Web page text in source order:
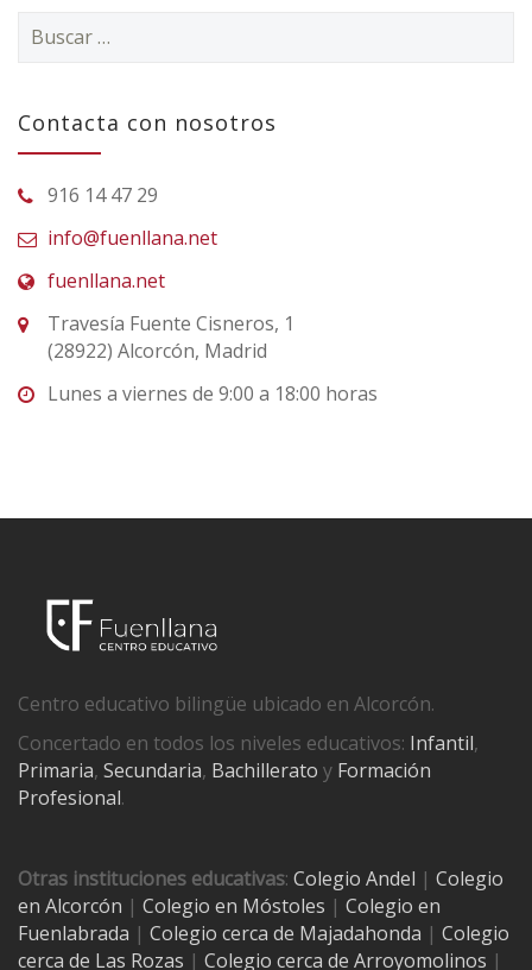
Buscar:
Contacta con nosotros
916 14 47 29
info@fuenllana.net
fuenllana.net
Travesía Fuente Cisneros, 1
(28922) Alcorcón, Madrid
Lunes a viernes de 9:00 a 18:00 horas
Centro educativo bilingüe ubicado en Alcorcón.
Concertado en todos los niveles educativos: Infantil,
Primaria, Secundaria, Bachillerato y Formación
Profesional.
Otras instituciones educativas: Colegio Andel | Colegio
en Alcorcón | Colegio en Móstoles | Colegio en
Fuenlabrada | Colegio cerca de Majadahonda | Colegio
cerca de Las Rozas | Colegio cerca de Arroyomolinos |